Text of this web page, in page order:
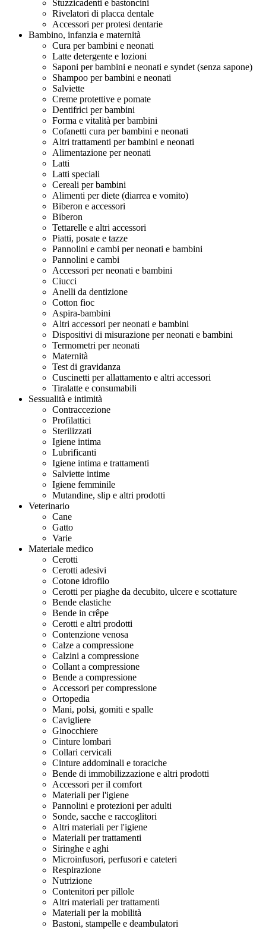
Stuzzicadenti e bastoncini
Rivelatori di placca dentale
Accessori per protesi dentarie
Bambino, infanzia e maternità
Cura per bambini e neonati
Latte detergente e lozioni
Saponi per bambini e neonati e syndet (senza sapone)
Shampoo per bambini e neonati
Salviette
Creme protettive e pomate
Dentifrici per bambini
Forma e vitalità per bambini
Cofanetti cura per bambini e neonati
Altri trattamenti per bambini e neonati
Alimentazione per neonati
Latti
Latti speciali
Cereali per bambini
Alimenti per diete (diarrea e vomito)
Biberon e accessori
Biberon
Tettarelle e altri accessori
Piatti, posate e tazze
Pannolini e cambi per neonati e bambini
Pannolini e cambi
Accessori per neonati e bambini
Ciucci
Anelli da dentizione
Cotton fioc
Aspira-bambini
Altri accessori per neonati e bambini
Dispositivi di misurazione per neonati e bambini
Termometri per neonati
Maternità
Test di gravidanza
Cuscinetti per allattamento e altri accessori
Tiralatte e consumabili
Sessualità e intimità
Contraccezione
Profilattici
Sterilizzati
Igiene intima
Lubrificanti
Igiene intima e trattamenti
Salviette intime
Igiene femminile
Mutandine, slip e altri prodotti
Veterinario
Cane
Gatto
Varie
Materiale medico
Cerotti
Cerotti adesivi
Cotone idrofilo
Cerotti per piaghe da decubito, ulcere e scottature
Bende elastiche
Bende in crêpe
Cerotti e altri prodotti
Contenzione venosa
Calze a compressione
Calzini a compressione
Collant a compressione
Bende a compressione
Accessori per compressione
Ortopedia
Mani, polsi, gomiti e spalle
Cavigliere
Ginocchiere
Cinture lombari
Collari cervicali
Cinture addominali e toraciche
Bende di immobilizzazione e altri prodotti
Accessori per il comfort
Materiali per l'igiene
Pannolini e protezioni per adulti
Sonde, sacche e raccoglitori
Altri materiali per l'igiene
Materiali per trattamenti
Siringhe e aghi
Microinfusori, perfusori e cateteri
Respirazione
Nutrizione
Contenitori per pillole
Altri materiali per trattamenti
Materiali per la mobilità
Bastoni, stampelle e deambulatori